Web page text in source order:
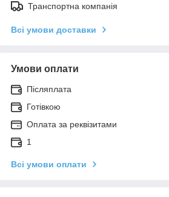
Транспортна компанія
Всі умови доставки
Умови оплати
Післяплата
Готівкою
Оплата за реквізитами
1
Всі умови оплати